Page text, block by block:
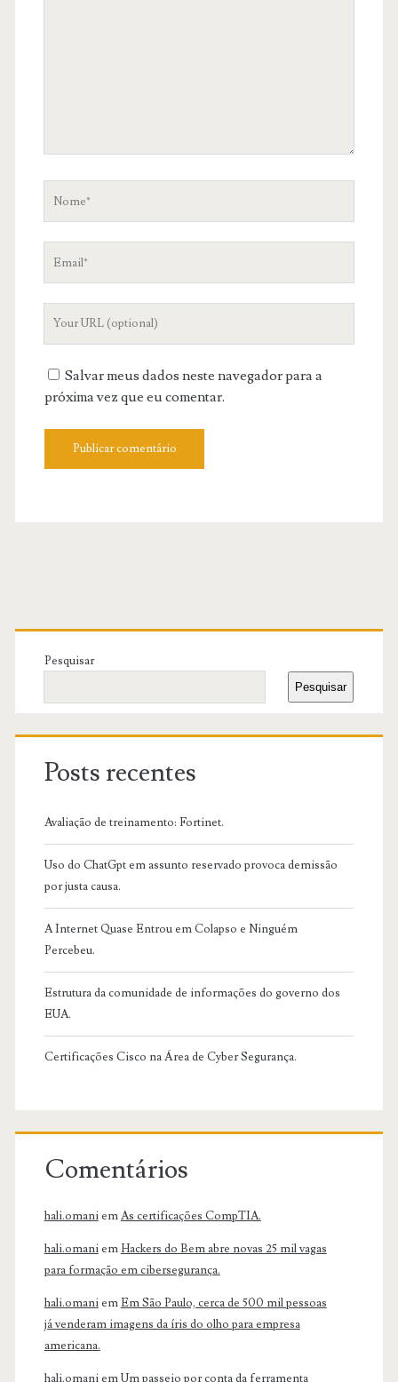
Salvar meus dados neste navegador para a
próxima vez que eu comentar.
Primary
Sidebar
Pesquisar
Pesquisar
Posts recentes
Avaliação de treinamento: Fortinet.
Uso do ChatGpt em assunto reservado provoca demissão
por justa causa.
A Internet Quase Entrou em Colapso e Ninguém
Percebeu.
Estrutura da comunidade de informações do governo dos
EUA.
Certificações Cisco na Área de Cyber Segurança.
Comentários
hali.omaniemAs certificações CompTIA.
hali.omaniem Hackers do Bem abre novas 25 mil vagas
para formação em cibersegurança.
hali.omaniemEm São Paulo, cerca de 500 mil pessoas
já venderam imagens da íris do olho para empresa
americana.
hali.omaniemUm passeio por conta da ferramenta